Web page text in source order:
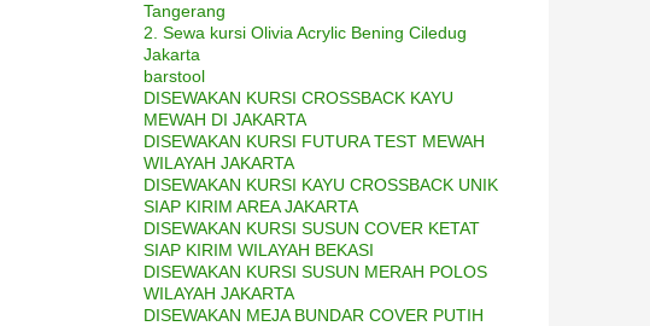
Tangerang
2. Sewa kursi Olivia Acrylic Bening Ciledug
Jakarta
barstool
DISEWAKAN KURSI CROSSBACK KAYU
MEWAH DI JAKARTA
DISEWAKAN KURSI FUTURA TEST MEWAH
WILAYAH JAKARTA
DISEWAKAN KURSI KAYU CROSSBACK UNIK
SIAP KIRIM AREA JAKARTA
DISEWAKAN KURSI SUSUN COVER KETAT
SIAP KIRIM WILAYAH BEKASI
DISEWAKAN KURSI SUSUN MERAH POLOS
WILAYAH JAKARTA
DISEWAKAN MEJA BUNDAR COVER PUTIH